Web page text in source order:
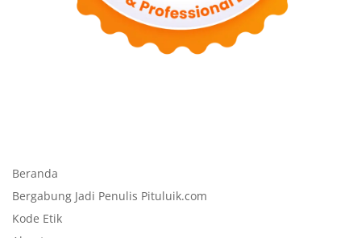
Beranda
Bergabung Jadi Penulis Pituluik.com
Kode Etik